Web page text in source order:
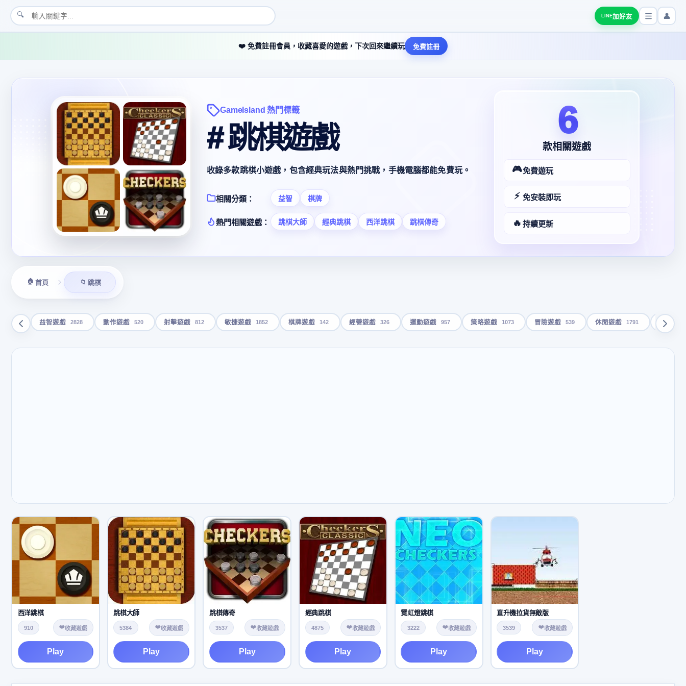
🔍 LINE加好友 👤
❤️ 免費註冊會員，收藏喜愛的遊戲，下次回來繼續玩 免費註冊
GameIsland 熱門標籤
# 跳棋遊戲
收錄多款跳棋小遊戲，包含經典玩法與熱門挑戰，手機電腦都能免費玩。
相關分類： 益智 棋牌
熱門相關遊戲： 跳棋大師 經典跳棋 西洋跳棋 跳棋傳奇
6
款相關遊戲
🎮免費遊玩
⚡ 免安裝即玩
🔥 持續更新
🏠 首頁 📁 跳棋
益智遊戲 2828 動作遊戲 520 射擊遊戲 812 敏捷遊戲 1852 棋牌遊戲 142 經營遊戲 326 運動遊戲 957 策略遊戲 1073 冒險遊戲 539 休閒遊戲 1791 動畫影片
西洋跳棋
910 ❤️收藏遊戲
Play
跳棋大師
5384 ❤️收藏遊戲
Play
跳棋傳奇
3537 ❤️收藏遊戲
Play
經典跳棋
4875 ❤️收藏遊戲
Play
霓虹燈跳棋
3222 ❤️收藏遊戲
Play
直升機拉貨無敵版
3539 ❤️收藏遊戲
Play